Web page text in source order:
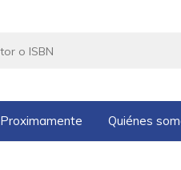
Proximamente Quiénes